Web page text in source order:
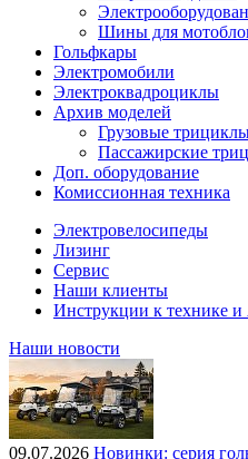
Шины для
Гольфкары
Электромобили
Электроквадроциклы
Архив моделей
Грузовые
Пассажирские
Доп. оборудование
Комиссионная техника
Электровелосипеды
Лизинг
Сервис
Наши клиенты
Инструкции к технике
Наши новости
09.07.2026 Новинки: серия